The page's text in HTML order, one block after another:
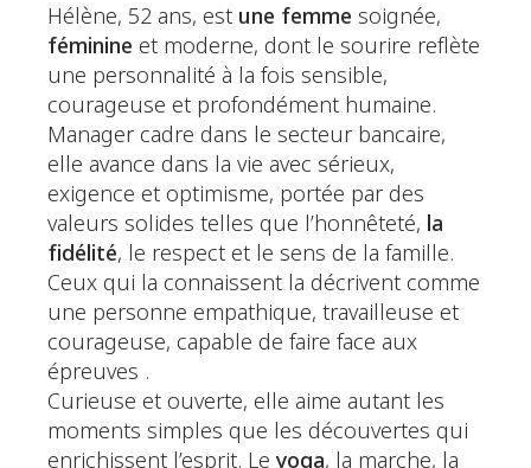
Hélène, 52 ans, est une femme soignée,
féminine et moderne, dont le sourire reflète
une personnalité à la fois sensible,
courageuse et profondément humaine.
Manager cadre dans le secteur bancaire,
elle avance dans la vie avec sérieux,
exigence et optimisme, portée par des
valeurs solides telles que l’honnêteté, la
fidélité, le respect et le sens de la famille.
Ceux qui la connaissent la décrivent comme
une personne empathique, travailleuse et
courageuse, capable de faire face aux
épreuves .
Curieuse et ouverte, elle aime autant les
moments simples que les découvertes qui
enrichissent l’esprit. Leyoga, la marche, la